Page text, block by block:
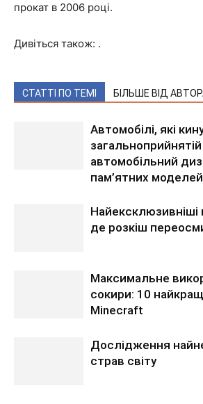
прокат в 2006 році.
Дивіться також: .
СТАТТІ ПО ТЕМІ БІЛЬШЕ ВІД
Автомобілі, які
автомобільний
пам’ятних моделей
Найексклюзивніші
де розкіш
Максимальне
сокири: 10
Minecraft
Дослідження
страв світу